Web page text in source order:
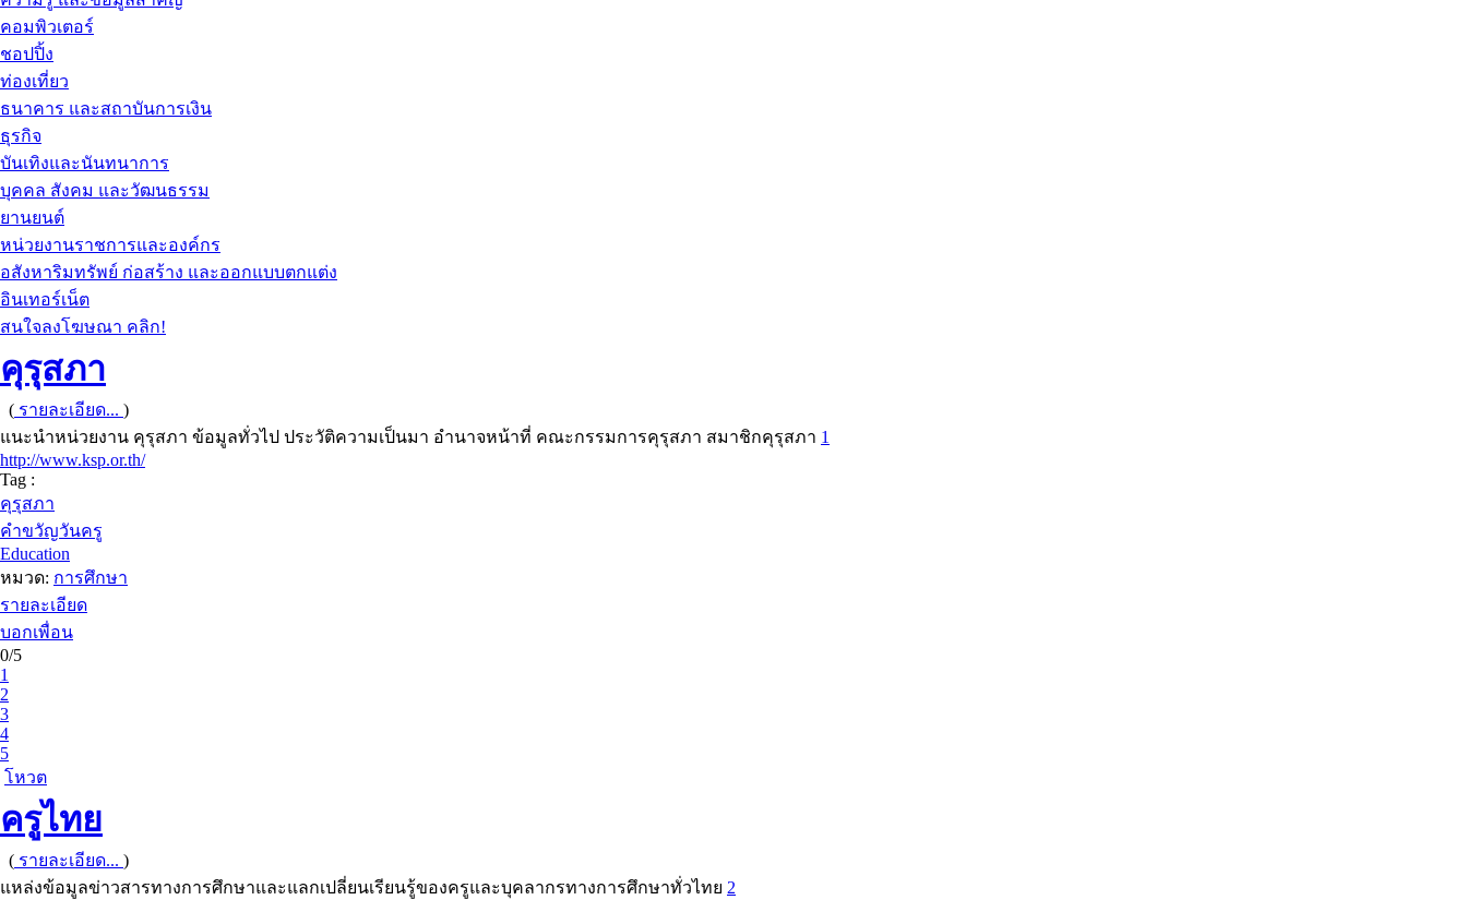
คอมพิวเตอร์
ชอปปิ้ง
ท่องเที่ยว
ธนาคาร และสถาบันการเงิน
ธุรกิจ
บันเทิงและนันทนาการ
บุคคล สังคม และวัฒนธรรม
ยานยนต์
หน่วยงานราชการและองค์กร
อสังหาริมทรัพย์ ก่อสร้าง และออกแบบตกแต่ง
อินเทอร์เน็ต
สนใจลงโฆษณา คลิก!
คุรุสภา
( รายละเอียด... )
แนะนำหน่วยงาน คุรุสภา ข้อมูลทั่วไป ประวัติความเป็นมา อำนาจหน้าที่ คณะกรรมการคุรุสภา สมาชิกคุรุสภา 1
http://www.ksp.or.th/
Tag :
คุรุสภา
คำขวัญวันครู
Education
หมวด: การศึกษา
รายละเอียด
บอกเพื่อน
0/5
1
2
3
4
5
โหวต
ครูไทย
( รายละเอียด... )
แหล่งข้อมูลข่าวสารทางการศึกษาและแลกเปลี่ยนเรียนรู้ของครูและบุคลากรทางการศึกษาทั่วไทย 2